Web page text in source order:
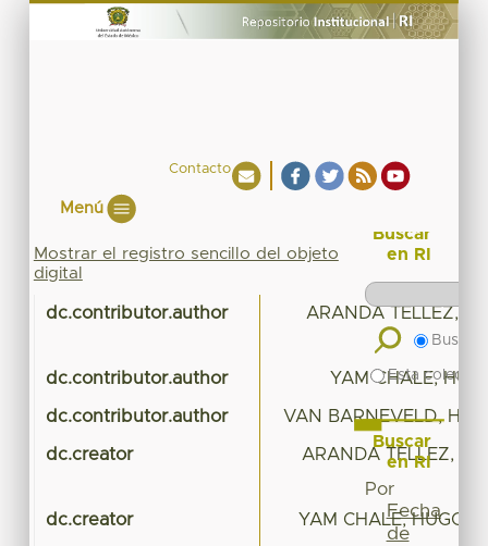
Contacto
Menú
Mostrar el registro sencillo del objeto
digital
dc.contributor.author ARANDA TELLEZ,
dc.contributor.author YAM CHALE,
dc.contributor.author VAN BARNEVELD,
dc.creator ARANDA TELLEZ,
dc.creator YAM CHALE, HUGO
Buscar
en RI
Buscar
Esta
Buscar
en RI
Por
Fecha
de